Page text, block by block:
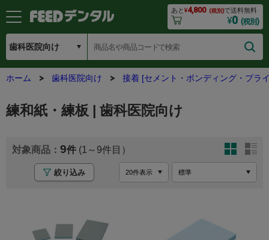
あと¥4,800 (税別)で送料無料
¥0 (税別)
ホーム 歯科医院向け 接着 [セメント・ボンディング・プラ
練和紙・練板 | 歯科医院向け
9 (1～9
絞り込み